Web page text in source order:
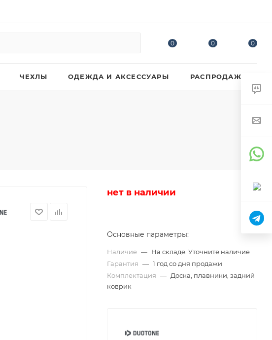
0 0 0
ЧЕХЛЫ ОДЕЖДА И АКСЕССУАРЫ РАСПРОДАЖА
нет в наличии
Основные параметры:
Наличие — На складе. Уточните наличие
Гарантия — 1 год со дня продажи
Комплектация — Доска, плавники, задний
коврик